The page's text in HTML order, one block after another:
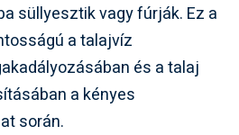
süllyesztik vagy fúrják. Ez a
a talajvíz
és a talaj
a kényes
során.